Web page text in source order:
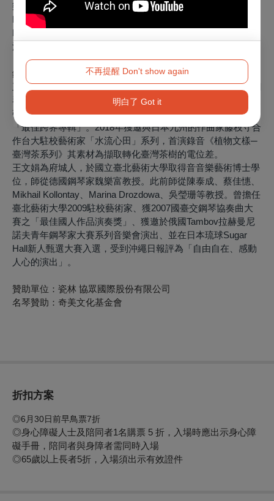
不再提醒 Don't show again
明白了 Got it
樂院(Cleveland Institute of Music)，新英格蘭音樂院(New
England Conservatory)、曼哈頓音樂院(Manhattan School of
Music)，全部錄取並提供高額獎學金，將於八月啟程赴美前往
波士頓，就讀新英格蘭音樂院，繼續音樂學習之路。
鋼琴｜王文娟 Wen-Chuan Wang
王文娟2024年起加入富瑜文教基金會，擔任富瑜室內樂集的鋼
琴家，並任教於實踐大學與光仁中學。2019年文娟與小提琴家
張雅晴合作的《海翁繪》專輯，榮獲第30屆『傳藝金曲獎』-
「最佳跨界專輯」。2018年獲邀與日本九州的作曲家藤枝守合
作台大駐校藝術家「水流心田」系列，首演錄音《植物文樣─
臺灣茶系列》其素材為擷取轉化臺灣茶樹的電位差。
王文娟為府城人，於國立臺北藝術大學取得音音樂藝術博士學
位，師從德國鋼琴家魏樂富教授。此前師從陳泰成、蔡佳憓、
Mikhail Kollontay、Marina Drozdowa、吳瑩珊等教授。曾擔任
臺北藝術大學2009駐校藝術家、獲2007國臺交鋼琴協奏曲大
賽之「最佳國人作品演奏獎」、獲邀於俄國Tambov拉赫曼尼
諾夫青年鋼琴家大賽系列音樂會演出、並在日本琉球Sugar
Hall新人甄選大賽入選，受到沖繩日報評為「自由自在、感動
人心的演出」。
贊助單位：瓷林 協眾國際股份有限公司
名琴贊助：奇美文化基金會
折扣方案
◎6月30日前早鳥票7折
◎身心障礙人士及陪同者1名購票 5 折，入場時應出示身心障
礙手冊，陪同者與身障者需同時入場
◎65歲以上長者5折，入場須出示有效證件